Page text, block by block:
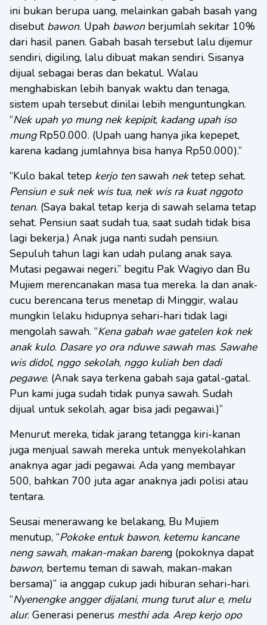
ini bukan berupa uang, melainkan gabah basah yang
disebut bawon. Upah bawonberjumlah sekitar 10%
dari hasil panen. Gabah basah tersebut lalu dijemur
sendiri, digiling, lalu dibuat makan sendiri. Sisanya
dijual sebagai beras dan bekatul. Walau
menghabiskan lebih banyak waktu dan tenaga,
sistem upah tersebut dinilai lebih menguntungkan.
“Nek upah yo mung nek kepipit, kadang upah iso
mungRp50.000. (Upah uang hanya jika kepepet,
karena kadang jumlahnya bisa hanya Rp50.000).”
“Kulo bakal tetep kerjo tensawah nektetep sehat.
Pensiun e suk nek wis tua, nek wis ra kuat nggoto
tenan. (Saya bakal tetap kerja di sawah selama tetap
sehat. Pensiun saat sudah tua, saat sudah tidak bisa
lagi bekerja.) Anak juga nanti sudah pensiun.
Sepuluh tahun lagi kan udah pulang anak saya.
Mutasi pegawai negeri.” begitu Pak Wagiyo dan Bu
Mujiem merencanakan masa tua mereka. Ia dan anak-
cucu berencana terus menetap di Minggir, walau
mungkin lelaku hidupnya sehari-hari tidak lagi
mengolah sawah. “Kena gabah wae gatelen kok nek
anak kulo. Dasare yo ora nduwe sawah mas. Sawahe
wis didol, nggo sekolah, nggo kuliah ben dadi
pegawe. (Anak saya terkena gabah saja gatal-gatal.
Pun kami juga sudah tidak punya sawah. Sudah
dijual untuk sekolah, agar bisa jadi pegawai.)”
Menurut mereka, tidak jarang tetangga kiri-kanan
juga menjual sawah mereka untuk menyekolahkan
anaknya agar jadi pegawai. Ada yang membayar
500, bahkan 700 juta agar anaknya jadi polisi atau
tentara.
Seusai menerawang ke belakang, Bu Mujiem
menutup, “Pokoke entuk bawon, ketemu kancane
neng sawah, makan-makan bareng (pokoknya dapat
bawon, bertemu teman di sawah, makan-makan
bersama)” ia anggap cukup jadi hiburan sehari-hari.
“Nyenengke angger dijalani, mung turut alur e, melu
alur. Generasi penerus mesthi ada. Arep kerjo opo